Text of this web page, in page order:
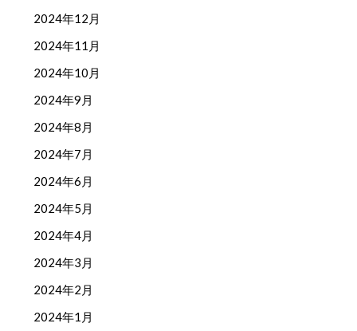
2024年12月
2024年11月
2024年10月
2024年9月
2024年8月
2024年7月
2024年6月
2024年5月
2024年4月
2024年3月
2024年2月
2024年1月